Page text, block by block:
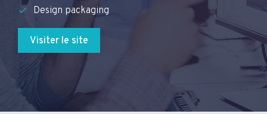
Design packaging
Visiter le site